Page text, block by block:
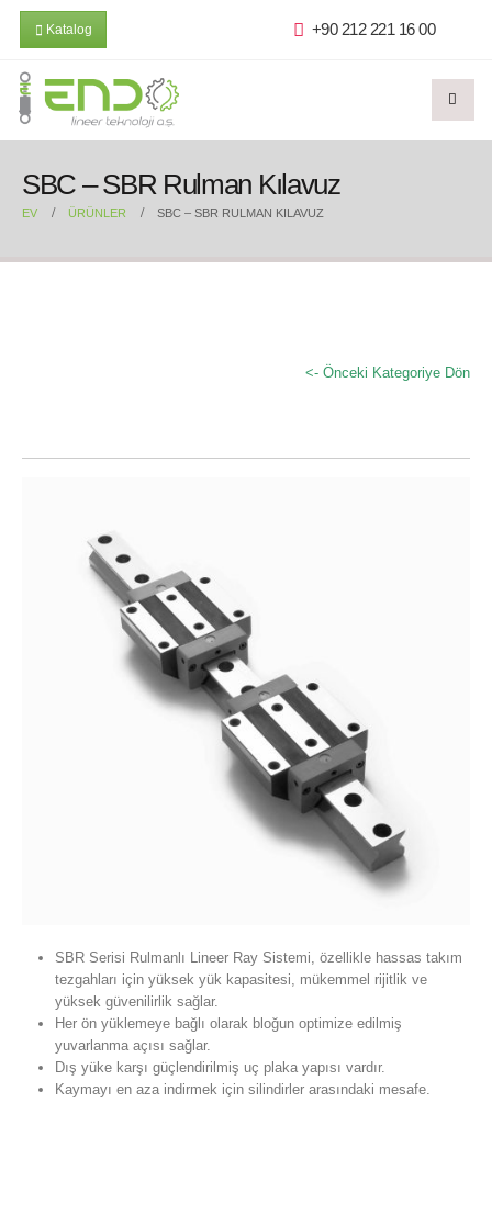
Katalog +90 212 221 16 00
SBC – SBR Rulman Kılavuz
EV ÜRÜNLER SBC – SBR RULMAN KILAVUZ
<- Önceki Kategoriye Dön
SBR Serisi Rulmanlı Lineer Ray Sistemi, özellikle hassas takım
tezgahları için yüksek yük kapasitesi, mükemmel rijitlik ve
yüksek güvenilirlik sağlar.
Her ön yüklemeye bağlı olarak bloğun optimize edilmiş
yuvarlanma açısı sağlar.
Dış yüke karşı güçlendirilmiş uç plaka yapısı vardır.
Kaymayı en aza indirmek için silindirler arasındaki mesafe.